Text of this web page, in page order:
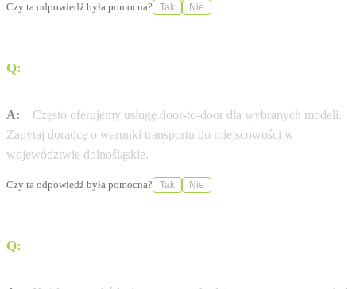
Czy ta odpowiedź była pomocna? Tak Nie
Q:
A:
Często oferujemy usługę door-to-door dla wybranych modeli.
Zapytaj doradcę o warunki transportu do miejscowości w
województwie dolnośląskie.
Czy ta odpowiedź była pomocna? Tak Nie
Q: